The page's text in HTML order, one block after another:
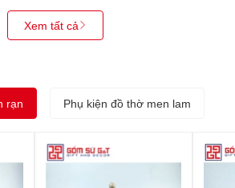
Xem tất cả
rạn Phụ kiện đồ thờ men lam